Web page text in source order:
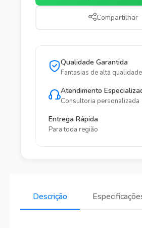
Compartilhar
Qualidade Garantida
Fantasias de alta qualidade
Atendimento
Consultoria personalizada
Entrega Rápida
Para toda região
Descrição